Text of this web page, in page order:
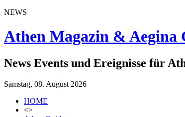
NEWS
Athen Magazin & Aegina
News Events und Ereignisse für
Samstag, 08. August 2026
HOME
<>